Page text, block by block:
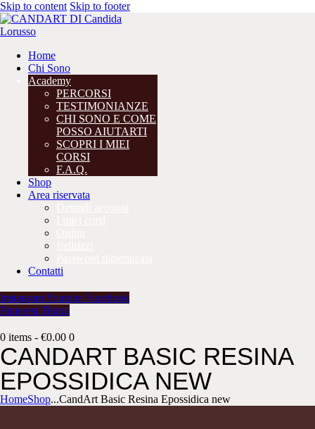
Skip to content Skip to footer
Home
Chi Sono
Academy
PERCORSI
TESTIMONIANZE
CHI SONO E COME
POSSO AIUTARTI
SCOPRI I MIEI
CORSI
F.A.Q.
Shop
Area riservata
Contatti
InstagramYoutube Facebook
Pinterest Tiktok
0 items - €0.00 0
CANDART BASIC RESINA
EPOSSIDICA NEW
HomeShop...CandArt Basic Resina Epossidica new